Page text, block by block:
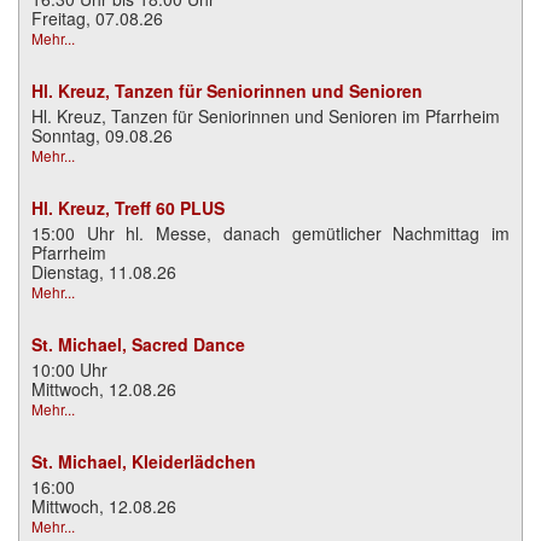
Freitag, 07.08.26
Mehr...
Hl. Kreuz, Tanzen für Seniorinnen und Senioren
Hl. Kreuz, Tanzen für Seniorinnen und Senioren im Pfarrheim
Sonntag, 09.08.26
Mehr...
Hl. Kreuz, Treff 60 PLUS
15:00 Uhr hl. Messe, danach gemütlicher Nachmittag im
Pfarrheim
Dienstag, 11.08.26
Mehr...
St. Michael, Sacred Dance
10:00 Uhr
Mittwoch, 12.08.26
Mehr...
St. Michael, Kleiderlädchen
16:00
Mittwoch, 12.08.26
Mehr...